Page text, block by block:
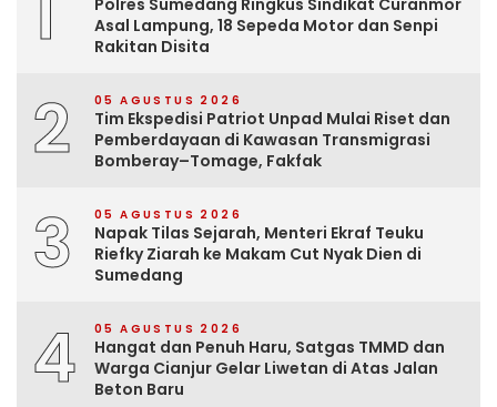
Polres Sumedang Ringkus Sindikat Curanmor
Asal Lampung, 18 Sepeda Motor dan Senpi
Rakitan Disita
2 05 AGUSTUS 2026
Tim Ekspedisi Patriot Unpad Mulai Riset dan
Pemberdayaan di Kawasan Transmigrasi
Bomberay–Tomage, Fakfak
3 05 AGUSTUS 2026
Napak Tilas Sejarah, Menteri Ekraf Teuku
Riefky Ziarah ke Makam Cut Nyak Dien di
Sumedang
4 05 AGUSTUS 2026
Hangat dan Penuh Haru, Satgas TMMD dan
Warga Cianjur Gelar Liwetan di Atas Jalan
Beton Baru